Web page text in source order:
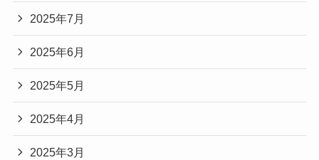
2025年7月
2025年6月
2025年5月
2025年4月
2025年3月